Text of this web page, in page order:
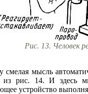
Рис. 13. Человек
смелая мысль
из рис. 14. И здесь
устройство